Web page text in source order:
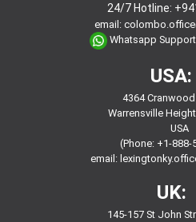
24/7 Hotline:
email:
Whatsapp
USA:
4364 Cranwood
Warrensville
USA
(Phone: +1-888-
email:
UK:
145-157 St John